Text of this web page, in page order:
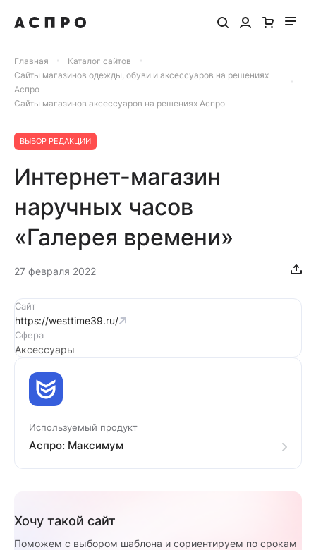
Главная
Каталог сайтов
Сайты магазинов одежды, обуви и аксессуаров на решениях
Аспро
Сайты магазинов аксессуаров на решениях Аспро
ВЫБОР РЕДАКЦИИ
Интернет-магазин
наручных часов
«Галерея времени»
27 февраля 2022
Сайт
https://westtime39.ru/
Сфера
Аксессуары
Используемый продукт
Аспро: Максимум
Хочу такой сайт
Поможем с выбором шаблона и сориентируем по срокам